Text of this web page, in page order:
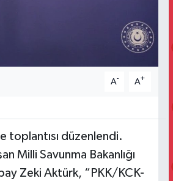
A- A+
toplantısı düzenlendi.
Milli Savunma Bakanlığı
Zeki Aktürk, “PKK/KCK-